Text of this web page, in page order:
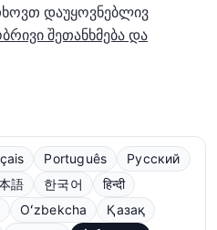
დაუყოვნებლივ
შეთანხმება და
Português
Русский
語 한국어
हिन्दी
Oʻzbekcha
Қазақ